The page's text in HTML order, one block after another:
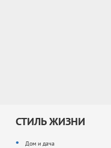
СТИЛЬ ЖИЗНИ
Дом и дача